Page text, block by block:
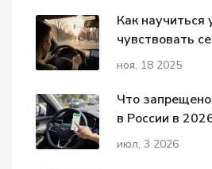
Как научиться
чувствовать
практические
ноя, 18 2025
Что
в России в
список
июл, 3 2026